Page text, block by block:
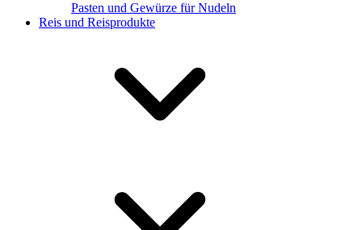
Pasten und Gewürze für Nudeln
Reis und Reisprodukte